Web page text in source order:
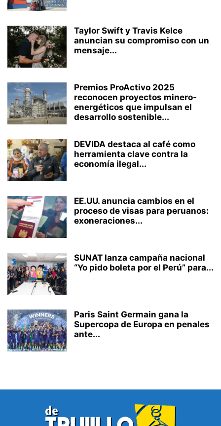
Taylor Swift y Travis Kelce
anuncian su compromiso con un
mensaje...
Premios ProActivo 2025
reconocen proyectos minero-
energéticos que impulsan el
desarrollo sostenible...
DEVIDA destaca al café como
herramienta clave contra la
economía ilegal...
EE.UU. anuncia cambios en el
proceso de visas para peruanos:
exoneraciones...
SUNAT lanza campaña nacional
“Yo pido boleta por el Perú” para...
Paris Saint Germain gana la
Supercopa de Europa en penales
ante...